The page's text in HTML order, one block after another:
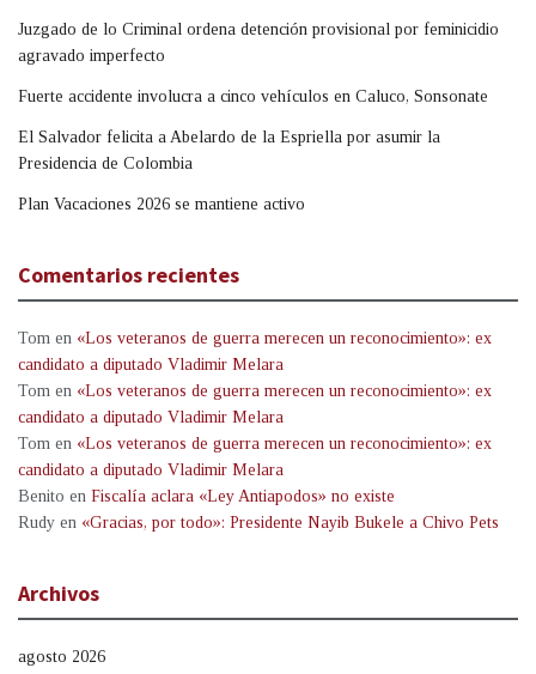
Juzgado de lo Criminal ordena detención provisional por feminicidio
agravado imperfecto
Fuerte accidente involucra a cinco vehículos en Caluco, Sonsonate
El Salvador felicita a Abelardo de la Espriella por asumir la
Presidencia de Colombia
Plan Vacaciones 2026 se mantiene activo
Comentarios recientes
Tom en «Los veteranos de guerra merecen un reconocimiento»: ex
candidato a diputado Vladimir Melara
Tom en «Los veteranos de guerra merecen un reconocimiento»: ex
candidato a diputado Vladimir Melara
Tom en «Los veteranos de guerra merecen un reconocimiento»: ex
candidato a diputado Vladimir Melara
Benito en Fiscalía aclara «Ley Antiapodos» no existe
Rudy en «Gracias, por todo»: Presidente Nayib Bukele a Chivo Pets
Archivos
agosto 2026